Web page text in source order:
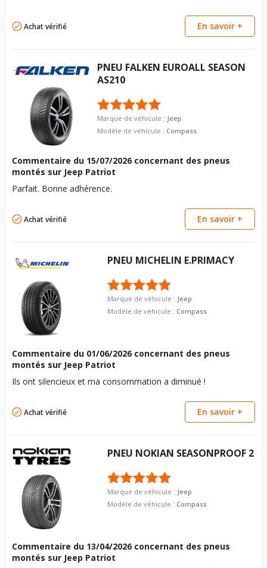
Achat vérifié En savoir +
PNEU FALKEN EUROALL SEASON
AS210
Marque de véhicule : Jeep
Modèle de véhicule : Compass
Commentaire du 15/07/2026 concernant des pneus
montés sur Jeep Patriot
Parfait. Bonne adhérence.
Achat vérifié En savoir +
PNEU MICHELIN E.PRIMACY
Marque de véhicule : Jeep
Modèle de véhicule : Compass
Commentaire du 01/06/2026 concernant des pneus
montés sur Jeep Patriot
Ils ont silencieux et ma consommation a diminué !
Achat vérifié En savoir +
PNEU NOKIAN SEASONPROOF 2
Marque de véhicule : Jeep
Modèle de véhicule : Compass
Commentaire du 13/04/2026 concernant des pneus
montés sur Jeep Patriot